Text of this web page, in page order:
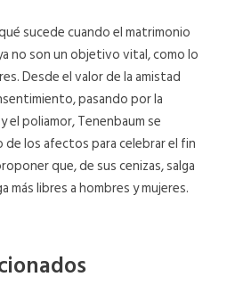
sucede cuando el matrimonio
no son un objetivo vital, como lo
Desde el valor de la amistad
pasando por la
el poliamor, Tenenbaum se
de los afectos para celebrar el fin
que, de sus cenizas, salga
más libres a hombres y mujeres.